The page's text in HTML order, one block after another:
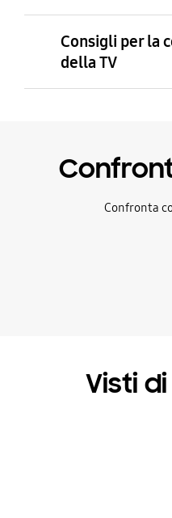
Consigli per la
della TV
Confronta
Visti